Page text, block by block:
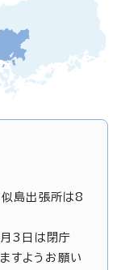
島出張所は8
3日は閉庁
すようお願い